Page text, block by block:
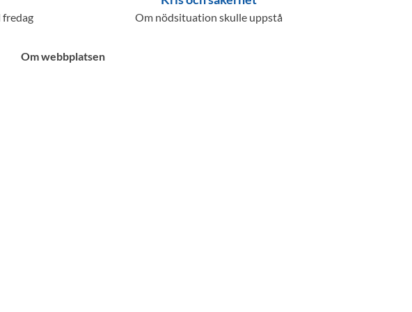
fredag Om nödsituation skulle uppstå
Om webbplatsen